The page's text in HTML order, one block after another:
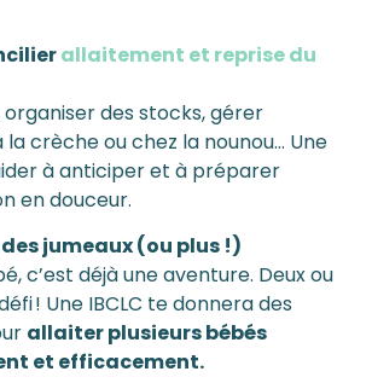
allaitement et reprise du
organiser des stocks, gérer
la crèche ou chez la nounou… Une
à anticiper et à préparer
en douceur.
jumeaux (ou plus !)
c’est déjà une aventure. Deux ou
! Une IBCLC te donnera des
allaiter plusieurs bébés
et efficacement.